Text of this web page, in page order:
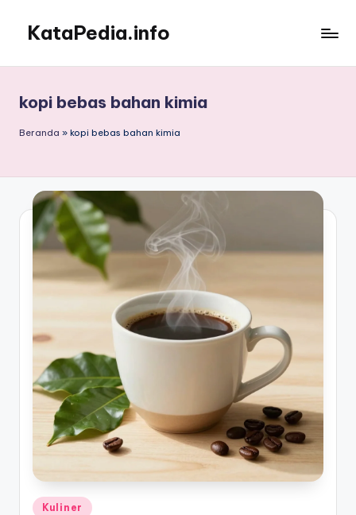
content
KataPedia.info
Terbaru
kopi bebas bahan kimia
Beranda » kopi bebas bahan kimia
Posted
Kuliner